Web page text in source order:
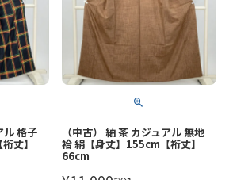
ル 格子
丈】
（中古） 紬 茶 カジュアル 無地
袷 絹【身丈】155cm【裄丈】
66cm